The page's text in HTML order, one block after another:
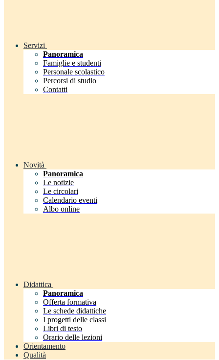
Servizi
Panoramica
Famiglie e studenti
Personale scolastico
Percorsi di studio
Contatti
Novità
Panoramica
Le notizie
Le circolari
Calendario eventi
Albo online
Didattica
Panoramica
Offerta formativa
Le schede didattiche
I progetti delle classi
Libri di testo
Orario delle lezioni
Orientamento
Qualità